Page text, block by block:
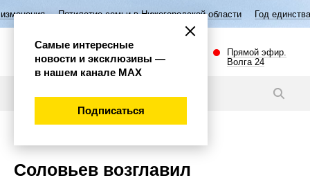
семьи в Нижегородской области Год единства народов России
Прямой эфир.
Волга 24
Соловьев возглавил
Самые интересные
новости и эксклюзивы —
в нашем канале МАХ
Подписаться